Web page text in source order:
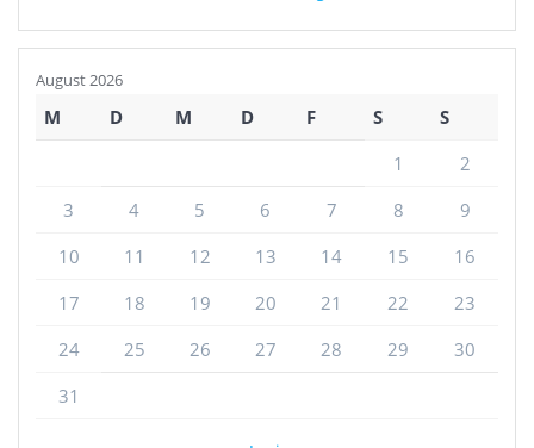
August 2026
M D M D F S
S
1
2
3
4 5 6 7 8
9
10
11 12 13 14 15
16
17
18 19 20 21 22
23
24
25 26 27 28 29
30
31